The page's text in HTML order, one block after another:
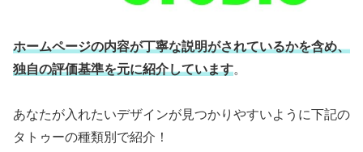
ホームページの内容が丁寧な説明がされているかを含め、
独自の評価基準を元に紹介しています。
あなたが入れたいデザインが見つかりやすいように下記の
タトゥーの種類別で紹介！